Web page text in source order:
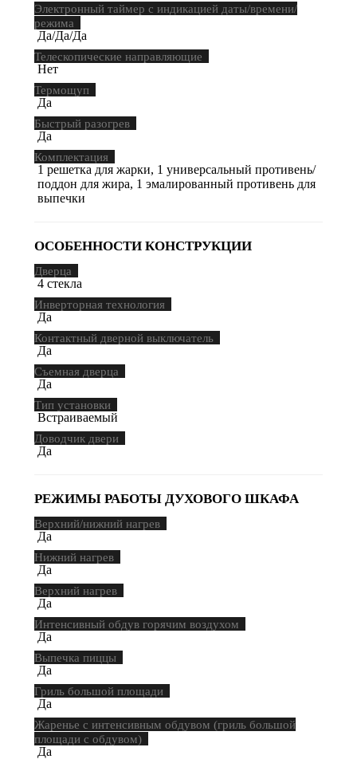
Электронный таймер с индикацией даты/времени/
режима
Да/Да/Да
Телескопические направляющие
Нет
Термощуп
Да
Быстрый разогрев
Да
Комплектация
1 решетка для жарки, 1 универсальный противень/
поддон для жира, 1 эмалированный противень для
выпечки
ОСОБЕННОСТИ КОНСТРУКЦИИ
Дверца
4 стекла
Инверторная технология
Да
Контактный дверной выключатель
Да
Съемная дверца
Да
Тип установки
Встраиваемый
Доводчик двери
Да
РЕЖИМЫ РАБОТЫ ДУХОВОГО ШКАФА
Верхний/нижний нагрев
Да
Нижний нагрев
Да
Верхний нагрев
Да
Интенсивный обдув горячим воздухом
Да
Выпечка пиццы
Да
Гриль большой площади
Да
Жаренье с интенсивным обдувом (гриль большой
площади с обдувом)
Да